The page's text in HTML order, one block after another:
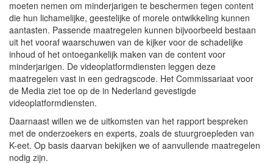
moeten nemen om minderjarigen te beschermen tegen content
die hun lichamelijke, geestelijke of morele ontwikkeling kunnen
aantasten. Passende maatregelen kunnen bijvoorbeeld bestaan
uit het vooraf waarschuwen van de kijker voor de schadelijke
inhoud of het ontoegankelijk maken van de content voor
minderjarigen. De videoplatformdiensten leggen deze
maatregelen vast in een gedragscode. Het Commissariaat voor
de Media ziet toe op de in Nederland gevestigde
videoplatformdiensten.
Daarnaast willen we de uitkomsten van het rapport bespreken
met de onderzoekers en experts, zoals de stuurgroepleden van
K-eet. Op basis daarvan bekijken we of aanvullende maatregelen
nodig zijn.